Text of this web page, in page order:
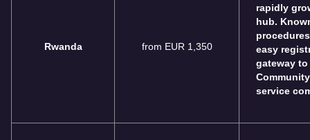
Rwanda from EUR 1,350
rapidly
hub.
easy
gateway
service